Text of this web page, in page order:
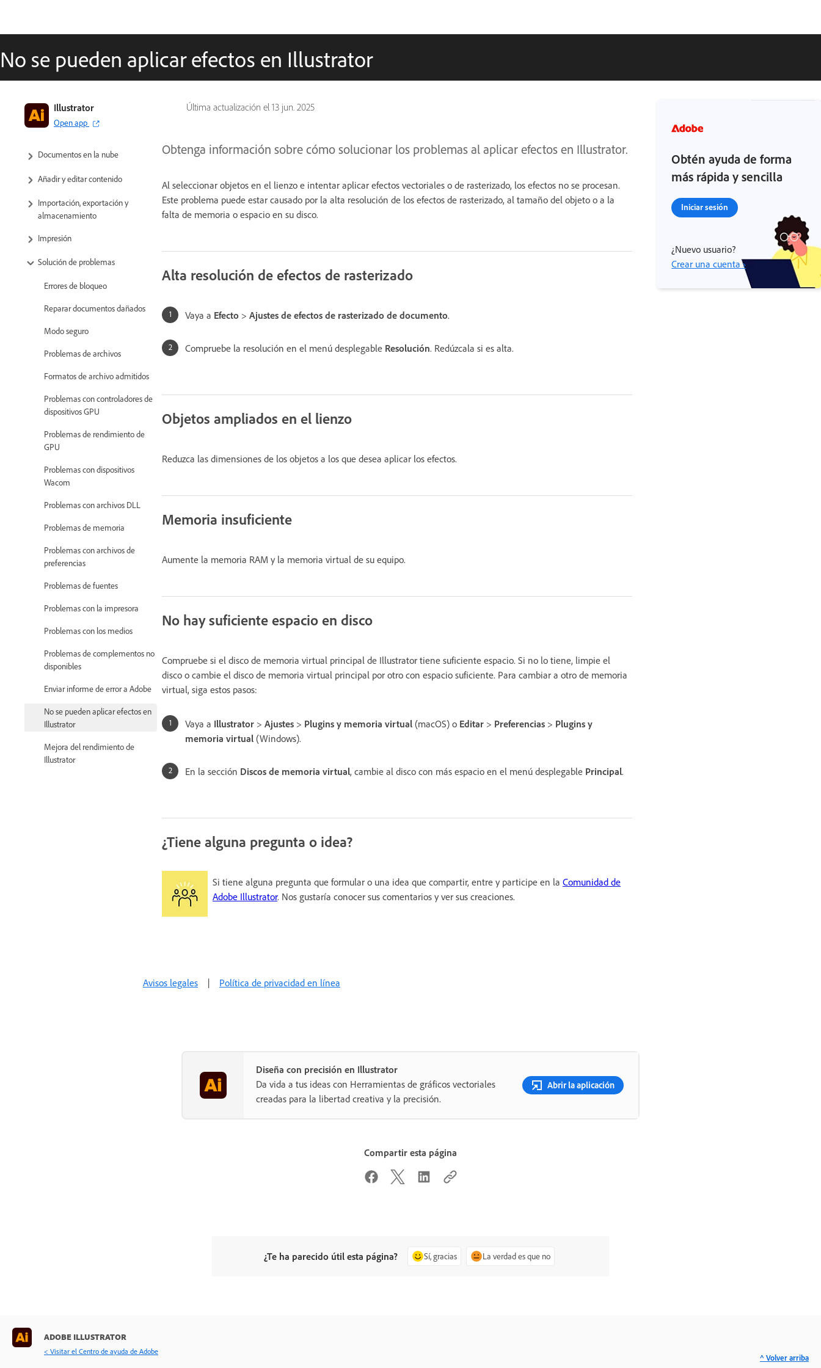
No se pueden aplicar efectos en Illustrator
Última actualización el 13 jun. 2025
Illustrator
Open app
Descubra Illustrator
Illustrator para iPad
Documentos en la nube
Añadir y editar contenido
Importación, exportación y
almacenamiento
Impresión
Solución de problemas
Errores de bloqueo
Reparar documentos dañados
Modo seguro
Problemas de archivos
Formatos de archivo admitidos
Problemas con controladores de
dispositivos GPU
Problemas de rendimiento de
GPU
Problemas con dispositivos
Wacom
Problemas con archivos DLL
Problemas de memoria
Problemas con archivos de
preferencias
Problemas de fuentes
Problemas con la impresora
Problemas con los medios
Problemas de complementos no
disponibles
Enviar informe de error a Adobe
No se pueden aplicar efectos en
Illustrator
Mejora del rendimiento de
Illustrator
Obtenga información sobre cómo solucionar los problemas al aplicar efectos en Illustrator.
Al seleccionar objetos en el lienzo e intentar aplicar efectos vectoriales o de rasterizado, los efectos no se procesan.
Este problema puede estar causado por la alta resolución de los efectos de rasterizado, al tamaño del objeto o a la
falta de memoria o espacio en su disco.
Alta resolución de efectos de rasterizado
Vaya a Efecto > Ajustes de efectos de rasterizado de documento.
Compruebe la resolución en el menú desplegable Resolución. Redúzcala si es alta.
Objetos ampliados en el lienzo
Reduzca las dimensiones de los objetos a los que desea aplicar los efectos.
Memoria insuficiente
Aumente la memoria RAM y la memoria virtual de su equipo.
No hay suficiente espacio en disco
Compruebe si el disco de memoria virtual principal de Illustrator tiene suficiente espacio. Si no lo tiene, limpie el
disco o cambie el disco de memoria virtual principal por otro con espacio suficiente. Para cambiar a otro de memoria
virtual, siga estos pasos:
Vaya a Illustrator > Ajustes > Plugins y memoria virtual (macOS) o Editar > Preferencias > Plugins y
memoria virtual (Windows).
En la sección Discos de memoria virtual, cambie al disco con más espacio en el menú desplegable Principal.
¿Tiene alguna pregunta o idea?
Si tiene alguna pregunta que formular o una idea que compartir, entre y participe en la Comunidad de
Adobe Illustrator. Nos gustaría conocer sus comentarios y ver sus creaciones.
Obtén ayuda de forma
más rápida y sencilla
Iniciar sesión
¿Nuevo usuario?
Crear una cuenta ›
Avisos legales | Política de privacidad en línea
Diseña con precisión en Illustrator
Da vida a tus ideas con Herramientas de gráficos vectoriales
creadas para la libertad creativa y la precisión.
Abrir la aplicación
Compartir esta página
¿Te ha parecido útil esta página? Sí, gracias La verdad es que no
ADOBE ILLUSTRATOR
< Visitar el Centro de ayuda de Adobe
^ Volver arriba